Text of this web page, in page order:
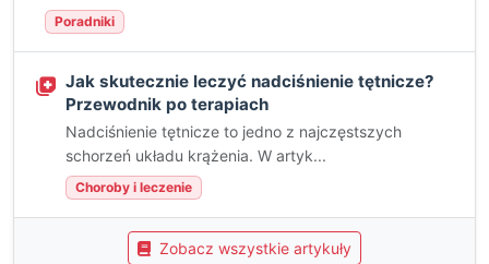
Poradniki
Jak skutecznie leczyć nadciśnienie tętnicze?
Przewodnik po terapiach
Nadciśnienie tętnicze to jedno z najczęstszych
schorzeń układu krążenia. W artyk...
Choroby i leczenie
Zobacz wszystkie artykuły